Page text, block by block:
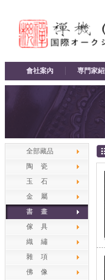
會社案內 専門家
全部藏品
陶 瓷
玉 石
金 屬
書 畫
傢 具
織 繡
雜 項
佛 像